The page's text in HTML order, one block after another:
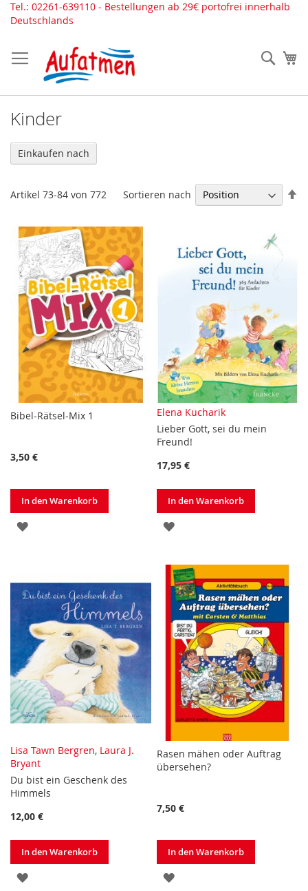
Direkt
zum
Tel.: 02261-639110 - Bestellungen ab 29€ portofrei innerhalb
Deutschlands
Kinder
Artikel 73-84 von 772 Sortieren nach
Bibel-Rätsel-Mix 1
3,50 €
In den Warenkorb
ZUR
Elena Kucharik
Lieber Gott, sei du mein
Freund!
17,95 €
In den Warenkorb
ZUR
HINZUFÜGEN
Lisa Tawn Bergren, Laura J.
Bryant
Du bist ein Geschenk des
Himmels
12,00 €
In den Warenkorb
ZUR
Rasen mähen oder Auftrag
übersehen?
7,50 €
In den Warenkorb
ZUR
Einkaufen nach